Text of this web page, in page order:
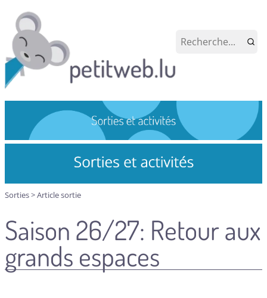
Sorties>Article sortie
Saison 26/27: Retour aux
grands espaces